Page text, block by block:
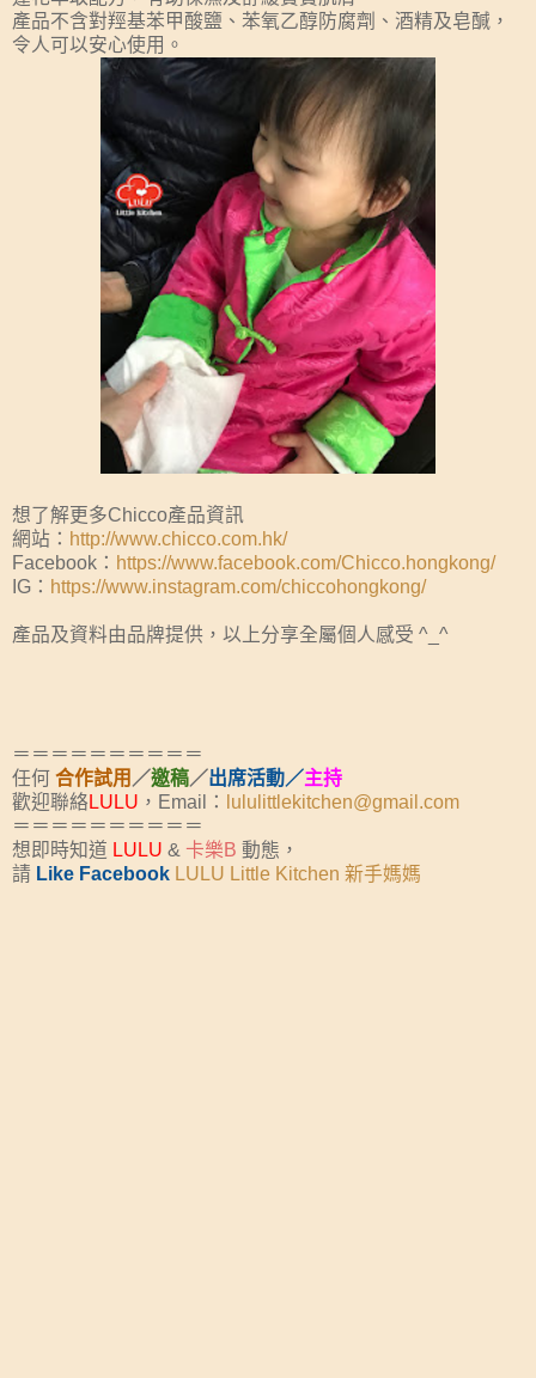
產品不含對羥基苯甲酸鹽、苯氧乙醇防腐劑、酒精及皂醎，
令人可以安心使用。
想了解更多Chicco產品資訊
網站： http://www.chicco.com.hk/
Facebook： https://www.facebook.com/Chicco.hongkong/
IG： https://www.instagram.com/chiccohongkong/
產品及資料由品牌提供，以上分享全屬個人感受 ^_^
＝＝＝＝＝＝＝＝＝＝
任何 合作試用 ／邀稿／出席活動／主持
歡迎聯絡 LULU ，Email：
lululittlekitchen@gmail.com
＝＝＝＝＝＝＝＝＝＝
想即時知道 LULU & 卡樂B 動態，
請 Like Facebook LULU Little Kitchen 新手媽媽